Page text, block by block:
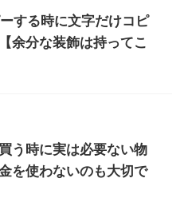
する時に文字だけコピ
余分な装飾は持ってこ
う時に実は必要ない物
を使わないのも大切で